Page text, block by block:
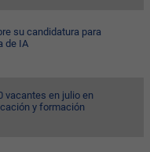
su candidatura para
de IA
vacantes en julio en
y formación